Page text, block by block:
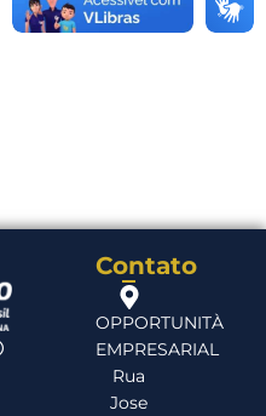
Contato
OPPORTUNITÀ
EMPRESARIAL
Rua
Jose